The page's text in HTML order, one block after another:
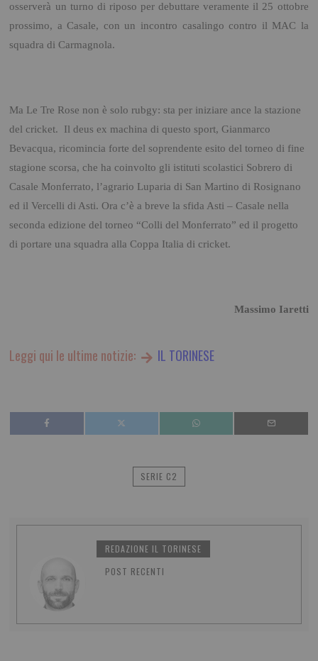
osserverà un turno di riposo per debuttare veramente il 25 ottobre
prossimo, a Casale, con un incontro casalingo contro il MAC la
squadra di Carmagnola.
Ma Le Tre Rose non è solo rubgy: sta per iniziare ance la stazione
del cricket. Il deus ex machina di questo sport, Gianmarco
Bevacqua, ricomincia forte del soprendente esito del torneo di fine
stagione scorsa, che ha coinvolto gli istituti scolastici Sobrero di
Casale Monferrato, l’agrario Luparia di San Martino di Rosignano
ed il Vercelli di Asti. Ora c’è a breve la sfida Asti – Casale nella
seconda edizione del torneo “Colli del Monferrato” ed il progetto
di portare una squadra alla Coppa Italia di cricket.
Massimo Iaretti
Leggi qui le ultime notizie: IL TORINESE
SERIE C2
REDAZIONE IL TORINESE
POST RECENTI